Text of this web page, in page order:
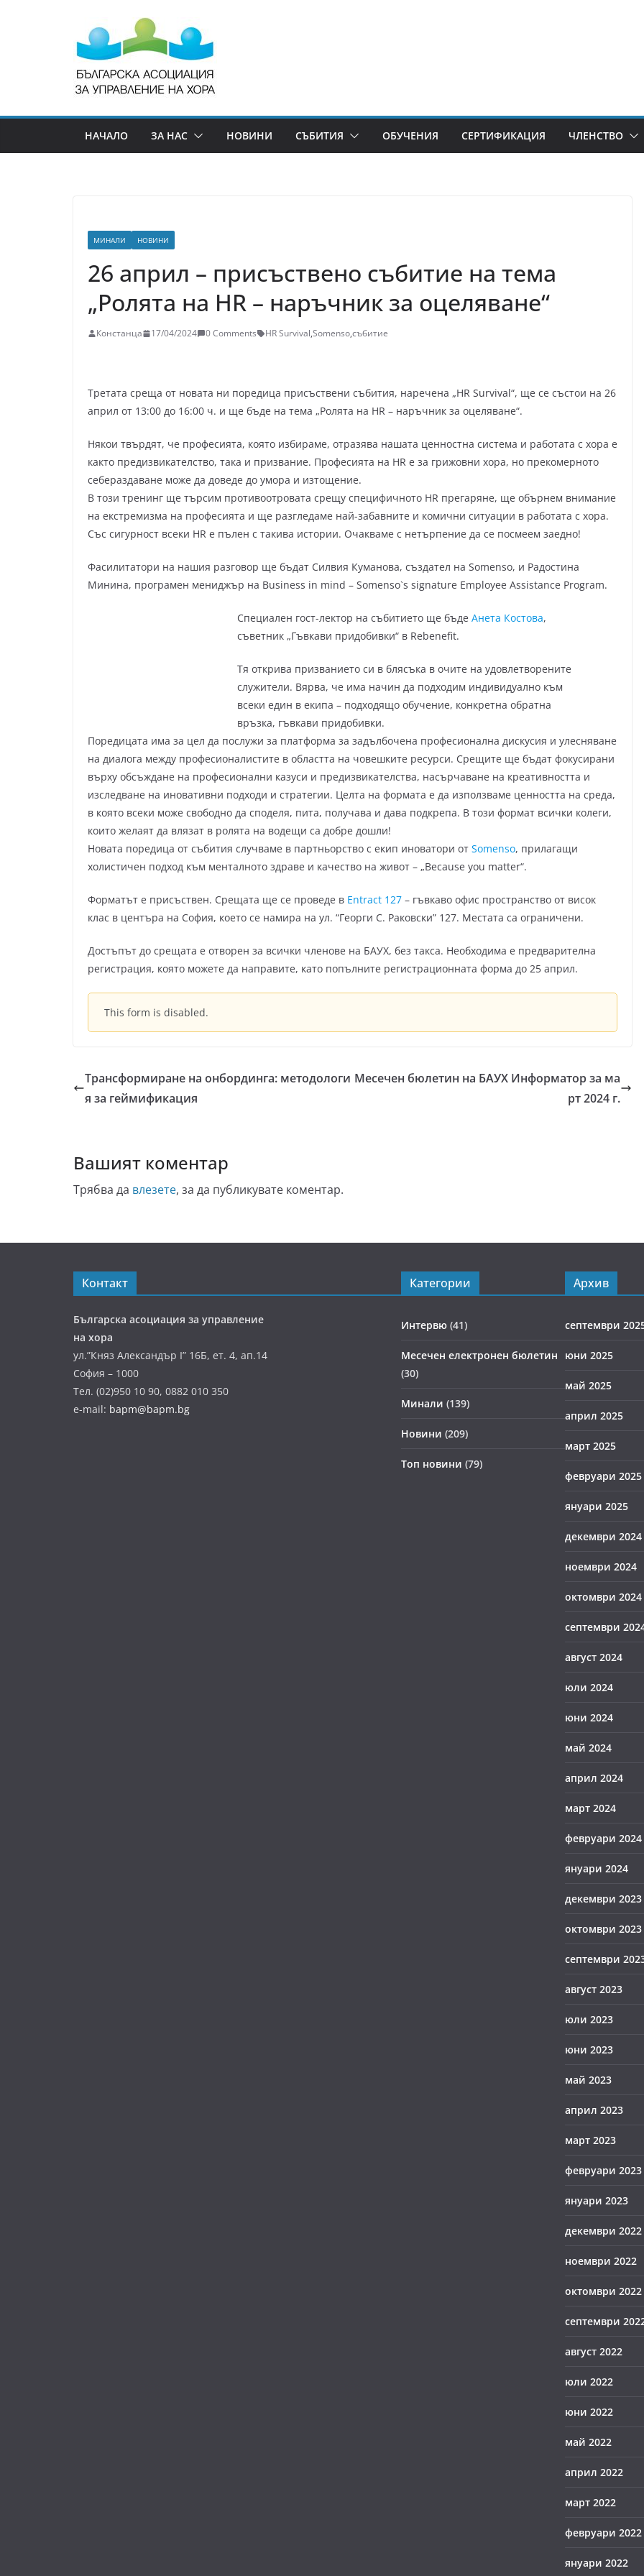
НАЧАЛО ЗА НАС НОВИНИ СЪБИТИЯ ОБУЧЕНИЯ СЕРТИФИКАЦИЯ ЧЛЕНСТВО
МИНАЛИ НОВИНИ
26 април – присъствено събитие на тема
„Ролята на HR – наръчник за оцеляване“
Констанца 17/04/2024 0 Comments HR Survival,Somenso,събитие
Третата среща от новата ни поредица присъствени събития, наречена „HR Survival“, ще се състои на 26
април от 13:00 до 16:00 ч. и ще бъде на тема „Ролята на HR – наръчник за оцеляване“.
Някои твърдят, че професията, която избираме, отразява нашата ценностна система и работата с хора е
както предизвикателство, така и призвание. Професията на HR е за грижовни хора, но прекомерното
себераздаване може да доведе до умора и изтощение.
В този тренинг ще търсим противоотровата срещу специфичното HR прегаряне, ще обърнем внимание
на екстремизма на професията и ще разгледаме най-забавните и комични ситуации в работата с хора.
Със сигурност всеки HR e пълен с такива истории. Очакваме с нетърпение да се посмеем заедно!
Фасилитатори на нашия разговор ще бъдат Силвия Куманова, създател на Somenso, и Радостина
Минина, програмен мениджър на Business in mind – Somenso`s signature Employee Assistance Program.
Специален гост-лектор на събитието ще бъдеАнета Костова,
съветник „Гъвкави придобивки“ в Rebenefit.
Тя открива призванието си в блясъка в очите на удовлетворените
служители. Вярва, че има начин да подходим индивидуално към
всеки един в екипа – подходящо обучение, конкретна обратна
връзка, гъвкави придобивки.
Поредицата има за цел да послужи за платформа за задълбочена професионална дискусия и улесняване
на диалога между професионалистите в областта на човешките ресурси. Срещите ще бъдат фокусирани
върху обсъждане на професионални казуси и предизвикателства, насърчаване на креативността и
изследване на иновативни подходи и стратегии. Целта на формата е да използваме ценността на среда,
в която всеки може свободно да споделя, пита, получава и дава подкрепа. В този формат всички колеги,
които желаят да влязат в ролята на водещи са добре дошли!
Новата поредица от събития случваме в партньорство с екип иноватори от Somenso, прилагащи
холистичен подход към менталното здраве и качество на живот – „Because you matter“.
Форматът е присъствен. Срещата ще се проведе в Entract 127 – гъвкаво офис пространство от висок
клас в центъра на София, което се намира на ул. “Георги С. Раковски” 127. Местата са ограничени.
Достъпът до срещата е отворен за всички членове на БАУХ, без такса. Необходима е предварителна
регистрация, която можете да направите, като попълните регистрационната форма до 25 април.
This form is disabled.
Трансформиране на онбординга: методологи
я за геймификация
Месечен бюлетин на БАУХ Информатор за ма
рт 2024 г.
Вашият коментар
Трябва да влезете, за да публикувате коментар.
Контакт
Българска асоциация за управление
на хора
ул.”Княз Александър І” 16Б, ет. 4, ап.14
София – 1000
Тел. (02)950 10 90, 0882 010 350
e-mail: bapm@bapm.bg
Категории
Интервю (41)
Месечен електронен бюлетин
(30)
Минали (139)
Новини (209)
Топ новини (79)
Архив
септември
юни 2025
май 2025
април 2025
март 2025
февруари 2025
януари 2025
декември 2024
ноември 2024
октомври 2024
септември
август 2024
юли 2024
юни 2024
май 2024
април 2024
март 2024
февруари 2024
януари 2024
декември 2023
октомври 2023
септември
август 2023
юли 2023
юни 2023
май 2023
април 2023
март 2023
февруари 2023
януари 2023
декември 2022
ноември 2022
октомври 2022
септември
август 2022
юли 2022
юни 2022
май 2022
април 2022
март 2022
февруари 2022
януари 2022